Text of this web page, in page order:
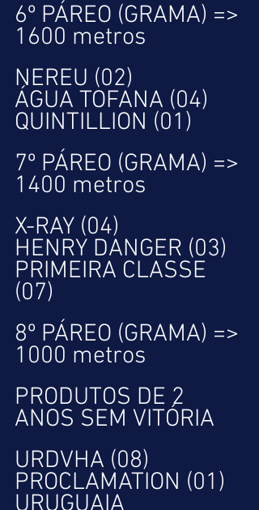
6º PÁREO (GRAMA) =>
1600 metros
NEREU (02)
ÁGUA TOFANA (04)
QUINTILLION (01)
7º PÁREO (GRAMA) =>
1400 metros
X-RAY (04)
HENRY DANGER (03)
PRIMEIRA CLASSE
(07)
8º PÁREO (GRAMA) =>
1000 metros
PRODUTOS DE 2
ANOS SEM VITÓRIA
URDVHA (08)
PROCLAMATION (01)